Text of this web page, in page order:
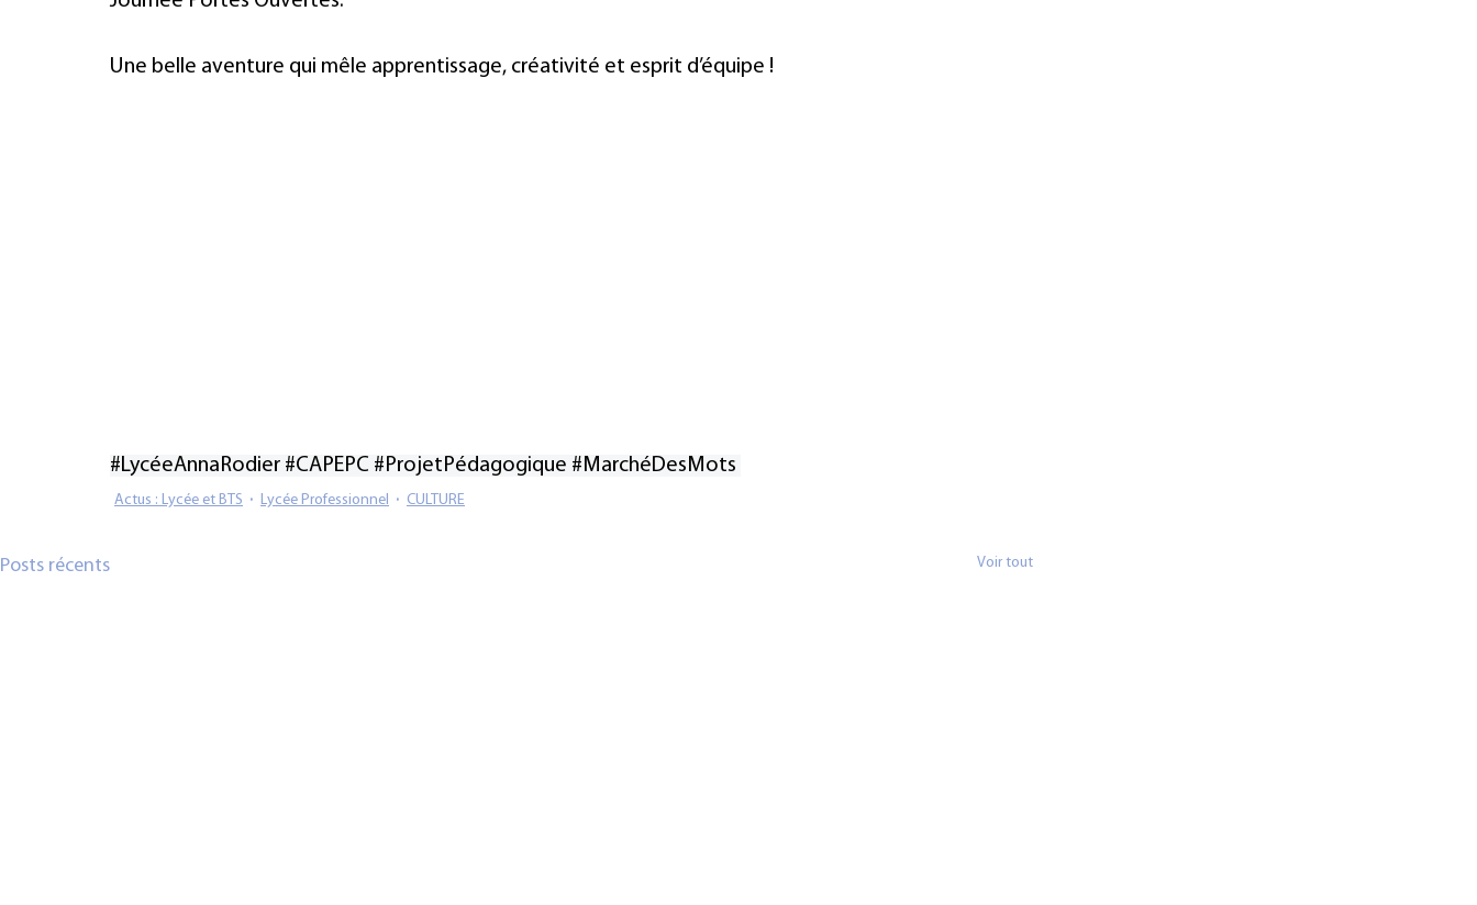
Une belle aventure qui mêle apprentissage, créativité et esprit d’équipe !
#LycéeAnnaRodier #CAPEPC #ProjetPédagogique #MarchéDesMots
Actus : Lycée et BTS Lycée Professionnel CULTURE
Posts récents Voir tout